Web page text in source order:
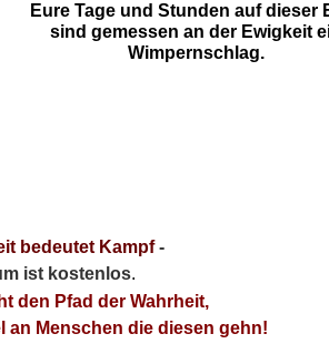
Eure Tage und Stunden auf dieser
sind gemessen an der Ewigkeit
Wimpernschlag.
bedeutet Kampf-
ist kostenlos.
den Pfad der Wahrheit,
an Menschen die diesen gehn!